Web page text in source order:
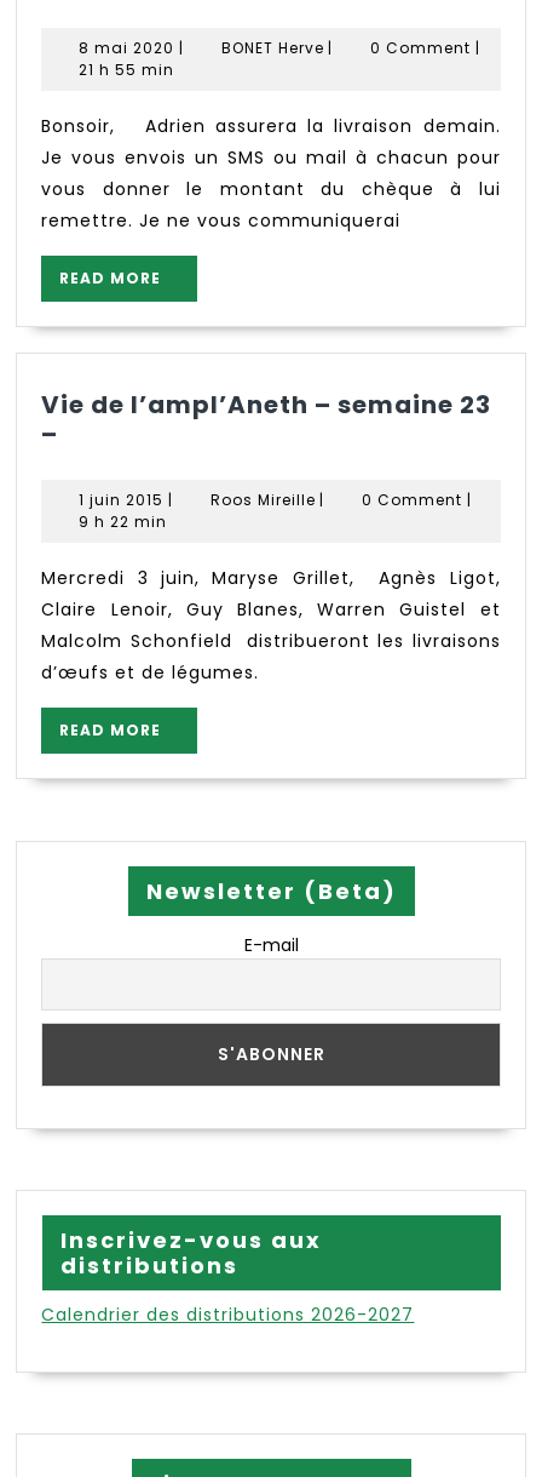
ET
8 mai 2020 8| BONET HerveBONET
| 0 Comment |
21 h 55 min
Bonsoir, Adrien assurera la livraison demain.
Je vous envois un SMS ou mail à chacun pour
vous donner le montant du chèque à lui
remettre. Je ne vous communiquerai
READ MORE
MORE
Vie de l’ampl’Aneth – semaine 23
–
l’ampl’Aneth
23
–
1 juin 2015 1
juin
| Roos MireilleRoos
| 0 Comment |
9 h 22 min
Mercredi 3 juin, Maryse Grillet, Agnès Ligot,
Claire Lenoir, Guy Blanes, Warren Guistel et
Malcolm Schonfield distribueront les livraisons
d’œufs et de légumes.
READ MORE
MORE
Newsletter (Beta)
E-mail
Inscrivez-vous aux
distributions
Calendrier des distributions 2026-2027